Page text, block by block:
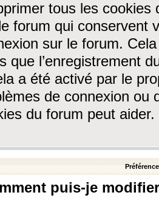
tous les cookies
forum qui conservent
sur le forum.
que l’enregistrement
a été activé par le
de connexion ou
du forum peut aider.
puis-je